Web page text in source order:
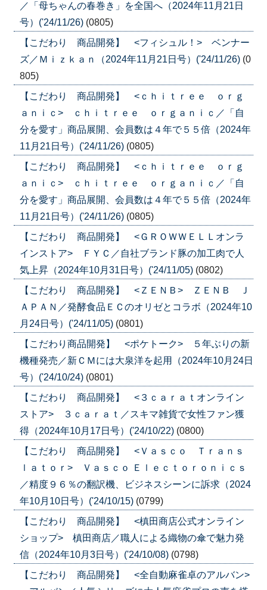
／「母ちゃんの春巻き」を全国へ（2024年11月21日
号）('24/11/26) (0805)
【こだわり 商品開発】 <フィシュル！> ベンナー
ズ／Ｍｉｚｋａｎ（2024年11月21日号）('24/11/26) (0
805)
【こだわり 商品開発】 <ｃｈｉｔｒｅｅ ｏｒｇ
ａｎｉｃ> ｃｈｉｔｒｅｅ ｏｒｇａｎｉｃ／「自
分を愛す」商品展開、会員数は４年で５５倍（2024年
11月21日号）('24/11/26) (0805)
【こだわり 商品開発】 <ｃｈｉｔｒｅｅ ｏｒｇ
ａｎｉｃ> ｃｈｉｔｒｅｅ ｏｒｇａｎｉｃ／「自
分を愛す」商品展開、会員数は４年で５５倍（2024年
11月21日号）('24/11/26) (0805)
【こだわり 商品開発】 <ＧＲＯＷＷＥＬＬオンラ
インストア> ＦＹＣ／自社ブランド豚の加工肉で人
気上昇（2024年10月31日号）('24/11/05) (0802)
【こだわり 商品開発】 <ＺＥＮＢ> ＺＥＮＢ Ｊ
ＡＰＡＮ／発酵食品ＥＣのオリゼとコラボ（2024年10
月24日号）('24/11/05) (0801)
【こだわり商品開発】 <ポケトーク> ５年ぶりの新
機種発売／新ＣＭには大泉洋を起用（2024年10月24日
号）('24/10/24) (0801)
【こだわり 商品開発】 <３ｃａｒａｔオンライン
ストア> ３ｃａｒａｔ／スキマ雑貨で女性ファン獲
得（2024年10月17日号）('24/10/22) (0800)
【こだわり 商品開発】 <Ｖａｓｃｏ Ｔｒａｎｓ
ｌａｔｏｒ> Ｖａｓｃｏ Ｅｌｅｃｔｏｒｏｎｉｃｓ
／精度９６％の翻訳機、ビジネスシーンに訴求（2024
年10月10日号）('24/10/15) (0799)
【こだわり 商品開発】 <槙田商店公式オンライン
ショップ> 槙田商店／職人による織物の傘で魅力発
信（2024年10月3日号）('24/10/08) (0798)
【こだわり 商品開発】 <全自動麻雀卓のアルバン>